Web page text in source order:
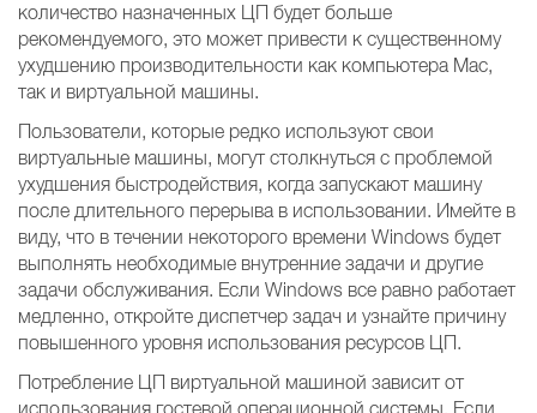
количество назначенных ЦП будет больше
рекомендуемого, это может привести к существенному
ухудшению производительности как компьютера Mac,
так и виртуальной машины.
Пользователи, которые редко используют свои
виртуальные машины, могут столкнуться с проблемой
ухудшения быстродействия, когда запускают машину
после длительного перерыва в использовании. Имейте в
виду, что в течении некоторого времени Windows будет
выполнять необходимые внутренние задачи и другие
задачи обслуживания. Если Windows все равно работает
медленно, откройте диспетчер задач и узнайте причину
повышенного уровня использования ресурсов ЦП.
Потребление ЦП виртуальной машиной зависит от
использования гостевой операционной системы. Если